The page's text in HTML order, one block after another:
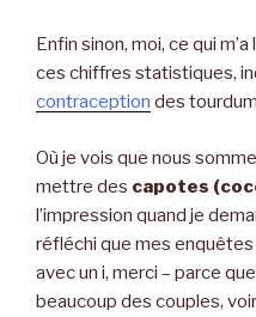
Enfin sinon, moi, ce qui
ces chiffres statistiques,
contraception des
Où je vois que nous
mettre des capotes
l’impression quand je
réfléchi que mes
avec un i, merci – parce
beaucoup des couples,